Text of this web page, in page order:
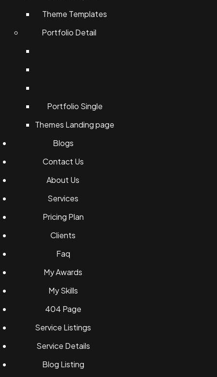
Theme Templates
Portfolio Detail
Portfolio Single
Themes Landing page
Blogs
Contact Us
About Us
Services
Pricing Plan
Clients
Faq
My Awards
My Skills
404 Page
Service Listings
Service Details
Blog Listing